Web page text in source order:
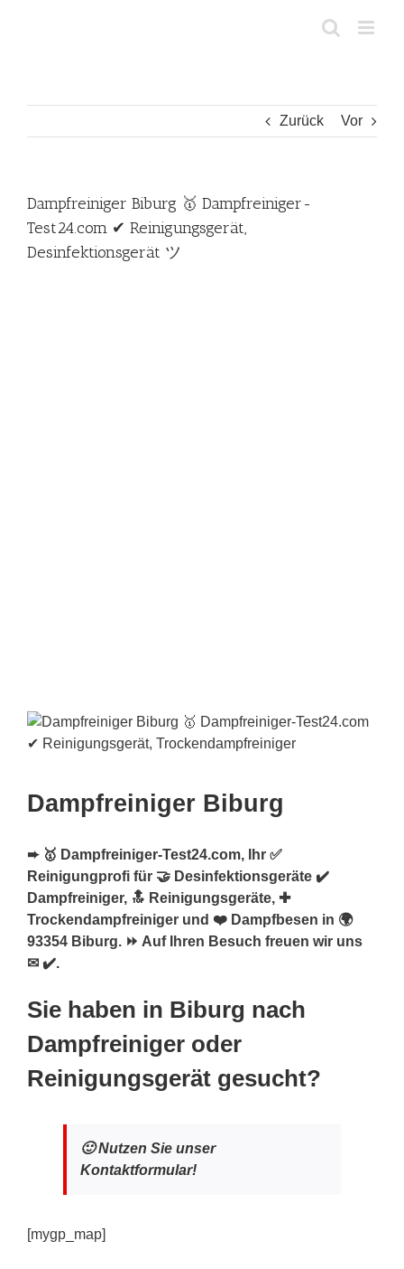
Zurück Vor
Dampfreiniger Biburg 🥇 Dampfreiniger-
Test24.com ✔ Reinigungsgerät,
Desinfektionsgerät ツ
Dampfreiniger Biburg
➨ 🥇 Dampfreiniger-Test24.com, Ihr ✅
Reinigungprofi für 🤝 Desinfektionsgeräte ✔️
Dampfreiniger, 🔝 Reinigungsgeräte, ✚
Trockendampfreiniger und ❤️ Dampfbesen in 🌍
93354 Biburg. ⏩ Auf Ihren Besuch freuen wir uns
✉ ✔️.
Sie haben in Biburg nach
Dampfreiniger oder
Reinigungsgerät gesucht?
🙂 Nutzen Sie unser
Kontaktformular!
[mygp_map]